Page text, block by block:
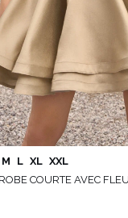
M L XL XXL
COURTE AVEC